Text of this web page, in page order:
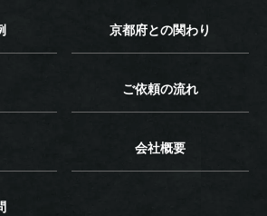
京都府との関わり
ご依頼の流れ
会社概要